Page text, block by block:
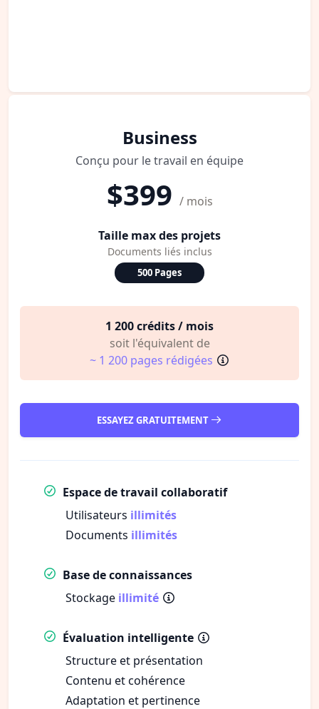
Business
Conçu pour le travail en équipe
$399 / mois
Taille max des projets
Documents liés inclus
500 Pages
1 200 crédits / mois
soit l'équivalent de
~ 1 200 pages rédigées
ESSAYEZ GRATUITEMENT
Espace de travail collaboratif
Utilisateurs illimités
Documents illimités
Base de connaissances
Stockage illimité
Évaluation intelligente
Structure et présentation
Contenu et cohérence
Adaptation et pertinence